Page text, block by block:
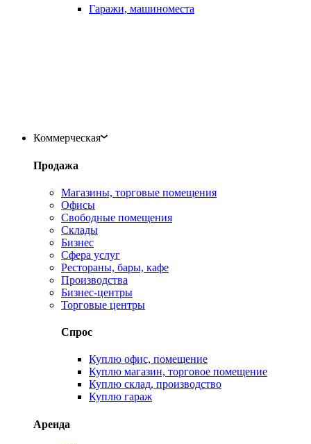
Гаражи, машиноместа
Коммерческая
Продажа
Магазины, торговые помещения
Офисы
Свободные помещения
Склады
Бизнес
Сфера услуг
Рестораны, бары, кафе
Производства
Бизнес-центры
Торговые центры
Спрос
Куплю офис, помещение
Куплю магазин, торговое помещение
Куплю склад, производство
Куплю гараж
Аренда